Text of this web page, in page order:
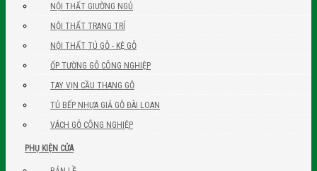
NỘI THẤT GIƯỜNG NGỦ
NỘI THẤT TRANG TRÍ
NỘI THẤT TỦ GỖ - KỆ GỖ
ỐP TƯỜNG GỖ CÔNG NGHIỆP
TAY VỊN CẦU THANG GỖ
TỦ BẾP NHỰA GIẢ GỖ ĐÀI LOAN
VÁCH GỖ CÔNG NGHIỆP
PHỤ KIỆN CỬA